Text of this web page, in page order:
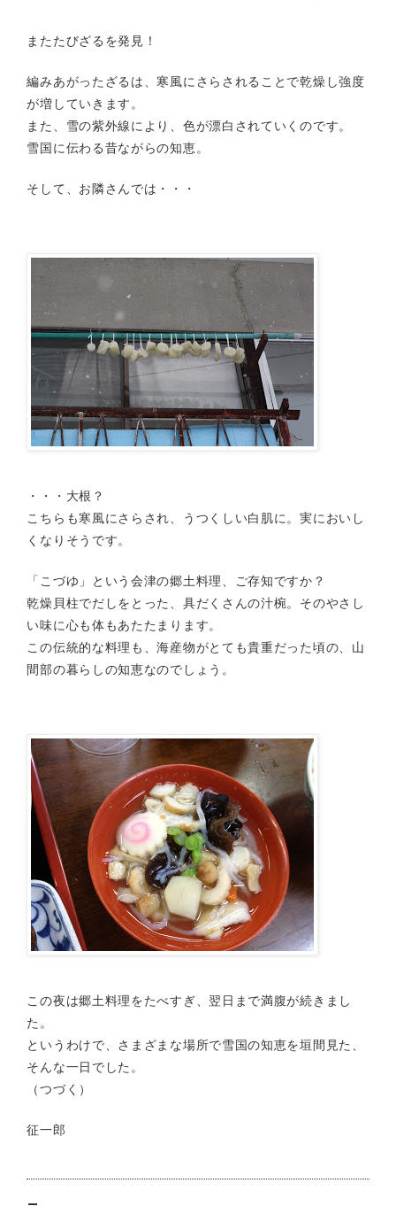
またたびざるを発見！
編みあがったざるは、寒風にさらされることで乾燥し強度
が増していきます。
また、雪の紫外線により、色が漂白されていくのです。
雪国に伝わる昔ながらの知恵。
そして、お隣さんでは・・・
・・・大根？
こちらも寒風にさらされ、うつくしい白肌に。実においし
くなりそうです。
「こづゆ」という会津の郷土料理、ご存知ですか？
乾燥貝柱でだしをとった、具だくさんの汁椀。そのやさし
い味に心も体もあたたまります。
この伝統的な料理も、海産物がとても貴重だった頃の、山
間部の暮らしの知恵なのでしょう。
この夜は郷土料理をたべすぎ、翌日まで満腹が続きまし
た。
というわけで、さまざまな場所で雪国の知恵を垣間見た、
そんな一日でした。
（つづく ）
征一郎